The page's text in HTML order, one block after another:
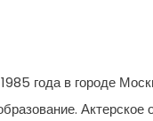
года в городе